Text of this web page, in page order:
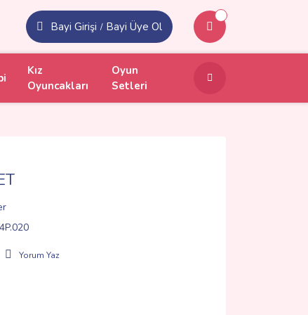
Bayi Girişi / Bayi Üye Ol
Kız
Oyuncakları
Oyun
Setleri
Yorum Yaz